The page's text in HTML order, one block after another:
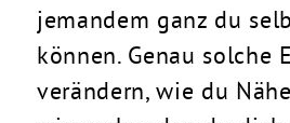
jemandem ganz du
können. Genau solche
verändern, wie du